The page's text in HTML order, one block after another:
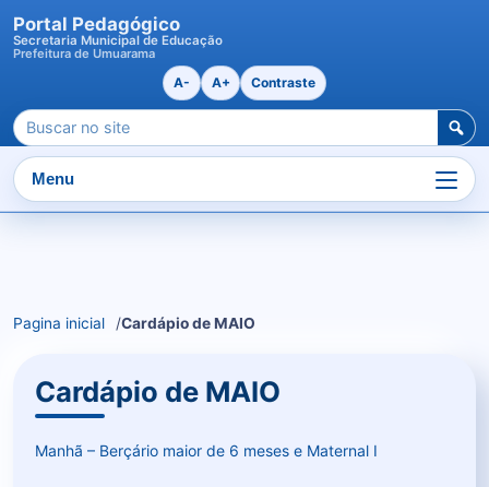
conteudo
Portal Pedagógico
Secretaria Municipal de Educação
Prefeitura de Umuarama
A- A+ Contraste
Pesquisar
por:
Menu
Pagina inicial Cardápio de MAIO
Cardápio de MAIO
Manhã – Berçário maior de 6 meses e Maternal I